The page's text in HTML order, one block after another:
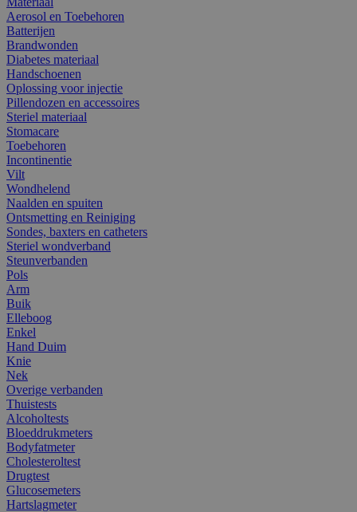
Aerosol en Toebehoren
Batterijen
Brandwonden
Diabetes materiaal
Handschoenen
Oplossing voor injectie
Pillendozen en accessoires
Steriel materiaal
Stomacare
Toebehoren
Incontinentie
Vilt
Wondhelend
Naalden en spuiten
Ontsmetting en Reiniging
Sondes, baxters en catheters
Steriel wondverband
Steunverbanden
Pols
Arm
Buik
Elleboog
Enkel
Hand Duim
Knie
Nek
Overige verbanden
Thuistests
Alcoholtests
Bloeddrukmeters
Bodyfatmeter
Cholesteroltest
Drugtest
Glucosemeters
Hartslagmeter